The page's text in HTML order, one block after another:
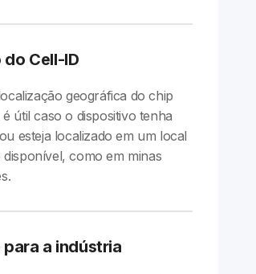
Cell-ID
geográfica do chip
útil caso o dispositivo tenha
esteja localizado em um local
como em minas
a indústria